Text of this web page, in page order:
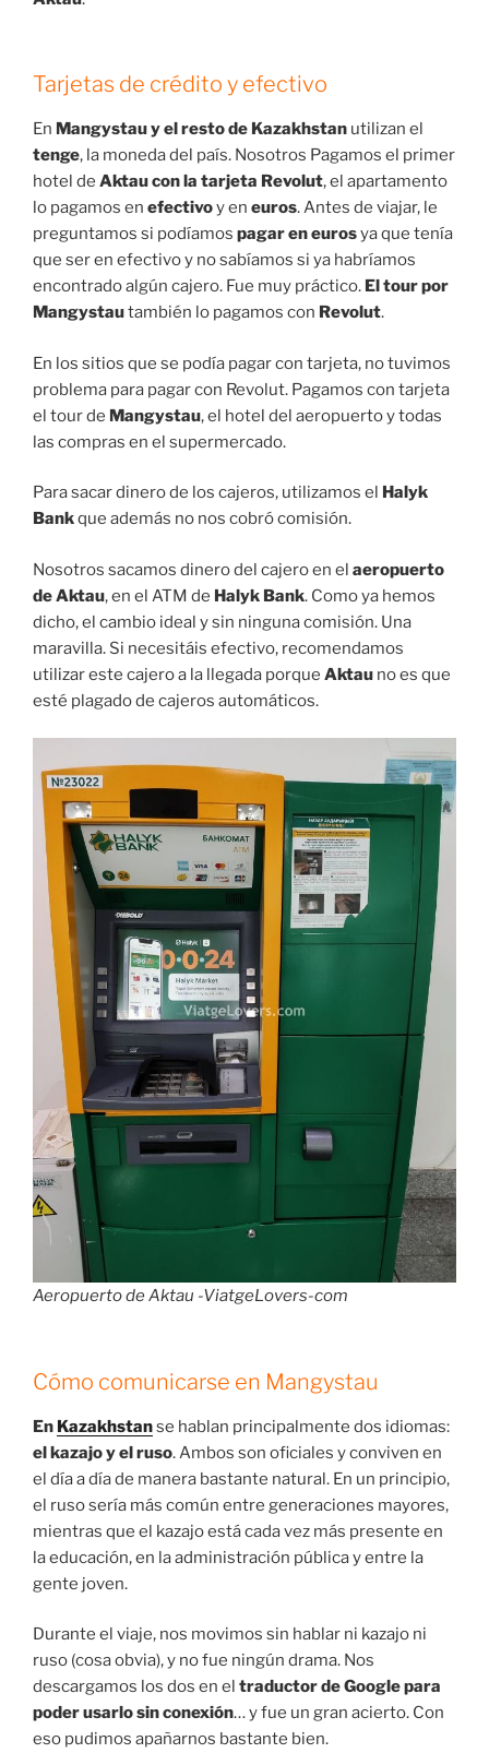
Tarjetas de crédito y efectivo
En Mangystau y el resto de Kazakhstan utilizan el
tenge, la moneda del país. Nosotros Pagamos el primer
hotel de Aktau con la tarjeta Revolut, el apartamento
lo pagamos en efectivoy en euros. Antes de viajar, le
preguntamos si podíamos pagar en eurosya que tenía
que ser en efectivo y no sabíamos si ya habríamos
encontrado algún cajero. Fue muy práctico. El tour por
Mangystautambién lo pagamos con Revolut.
En los sitios que se podía pagar con tarjeta, no tuvimos
problema para pagar con Revolut. Pagamos con tarjeta
el tour de Mangystau, el hotel del aeropuerto y todas
las compras en el supermercado.
Para sacar dinero de los cajeros, utilizamos el Halyk
Bankque además no nos cobró comisión.
Nosotros sacamos dinero del cajero en el aeropuerto
de Aktau, en el ATM de Halyk Bank. Como ya hemos
dicho, el cambio ideal y sin ninguna comisión. Una
maravilla. Si necesitáis efectivo, recomendamos
utilizar este cajero a la llegada porque Aktau no es que
esté plagado de cajeros automáticos.
Aeropuerto de Aktau -ViatgeLovers-com
Cómo comunicarse en Mangystau
En Kazakhstanse hablan principalmente dos idiomas:
el kazajo y el ruso. Ambos son oficiales y conviven en
el día a día de manera bastante natural. En un principio,
el ruso sería más común entre generaciones mayores,
mientras que el kazajo está cada vez más presente en
la educación, en la administración pública y entre la
gente joven.
Durante el viaje, nos movimos sin hablar ni kazajo ni
ruso (cosa obvia), y no fue ningún drama. Nos
descargamos los dos en el traductor de Googlepara
poder usarlo sin conexión… y fue un gran acierto. Con
eso pudimos apañarnos bastante bien.